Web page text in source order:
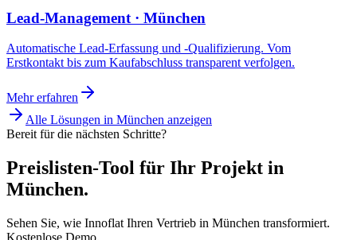
Lead-Management · München
Automatische Lead-Erfassung und -Qualifizierung. Vom
Erstkontakt bis zum Kaufabschluss transparent verfolgen.
Mehr erfahren
Alle Lösungen in München anzeigen
Bereit für die nächsten Schritte?
Preislisten-Tool für Ihr Projekt in
München.
Sehen Sie, wie Innoflat Ihren Vertrieb in München transformiert.